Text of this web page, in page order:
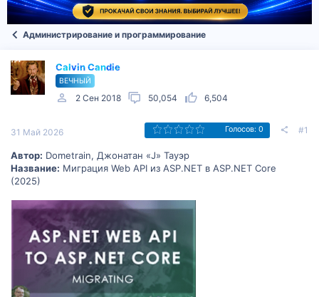
Администрирование и программирование
Calvin Candie
ВЕЧНЫЙ
2 Сен 2018 50,054 6,504
31 Май 2026 Голосов: 0 #1
Автор: Dometrain, Джонатан «J» Тауэр
Название: Миграция Web API из ASP.NET в ASP.NET Core
(2025)